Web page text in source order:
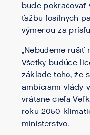
bude pokračovať
ťažbu fosílnych
výmenou za
„Nebudeme rušiť
Všetky budúce
základe toho, že
ambíciami vlády
vrátane cieľa
roku 2050
ministerstvo.